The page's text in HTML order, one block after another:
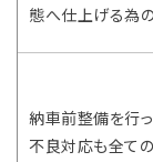
態へ仕上げる為
納車前整備を行
不良対応も全て